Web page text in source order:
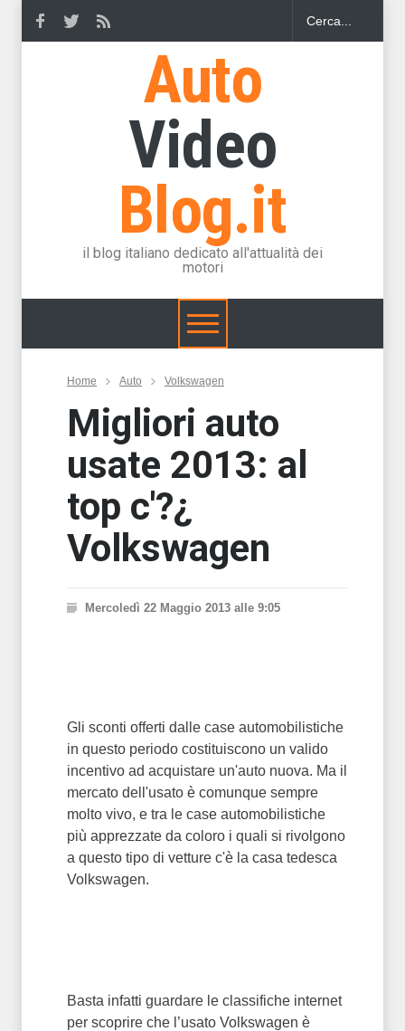
Auto
Video
Blog.it
il blog italiano dedicato all'attualità dei
motori
Home Auto Volkswagen
Migliori auto
usate 2013: al
top c'?¿
Volkswagen
Mercoledì 22 Maggio 2013 alle 9:05
Gli sconti offerti dalle case automobilistiche
in questo periodo costituiscono un valido
incentivo ad acquistare un'auto nuova. Ma il
mercato dell'usato è comunque sempre
molto vivo, e tra le case automobilistiche
più apprezzate da coloro i quali si rivolgono
a questo tipo di vetture c'è la casa tedesca
Volkswagen.
Basta infatti guardare le classifiche internet
per scoprire che l’usato Volkswagen è